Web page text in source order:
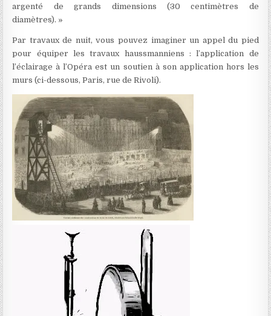
argenté de grands dimensions (30 centimètres de
diamètres). »
Par travaux de nuit, vous pouvez imaginer un appel du pied
pour équiper les travaux haussmanniens : l’application de
l’éclairage à l’Opéra est un soutien à son application hors les
murs (ci-dessous, Paris, rue de Rivoli).